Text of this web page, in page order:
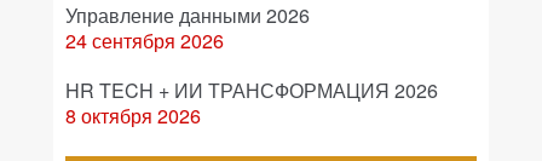
Управление данными 2026
24 сентября 2026
HR TECH + ИИ ТРАНСФОРМАЦИЯ 2026
8 октября 2026